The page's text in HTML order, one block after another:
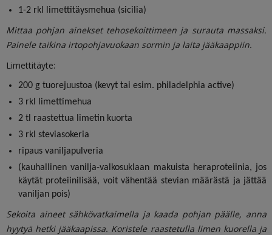
1-2 rkl limettitäysmehua (sicilia)
Mittaa pohjan ainekset tehosekoittimeen ja surauta massaksi.
Painele taikina irtopohjavuokaan sormin ja laita jääkaappiin.
Limettitäyte:
200 g tuorejuustoa (kevyt tai esim. philadelphia active)
3 rkl limettimehua
2 tl raastettua limetin kuorta
3 rkl steviasokeria
ripaus vaniljapulveria
(kauhallinen vanilja-valkosuklaan makuista heraproteiinia, jos
käytät proteiinilisää, voit vähentää stevian määrästä ja jättää
vaniljan pois)
Sekoita aineet sähkövatkaimella ja kaada pohjan päälle, anna
hyytyä hetki jääkaapissa. Koristele raastetulla limen kuorella ja